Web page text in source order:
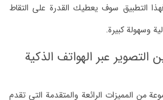
التطبيق سوف يعطيك القدرة على التقاط
وسهولة كبيرة.
عبر الهواتف الذكية
من المميزات الرائعة والمتقدمة التي تقدم